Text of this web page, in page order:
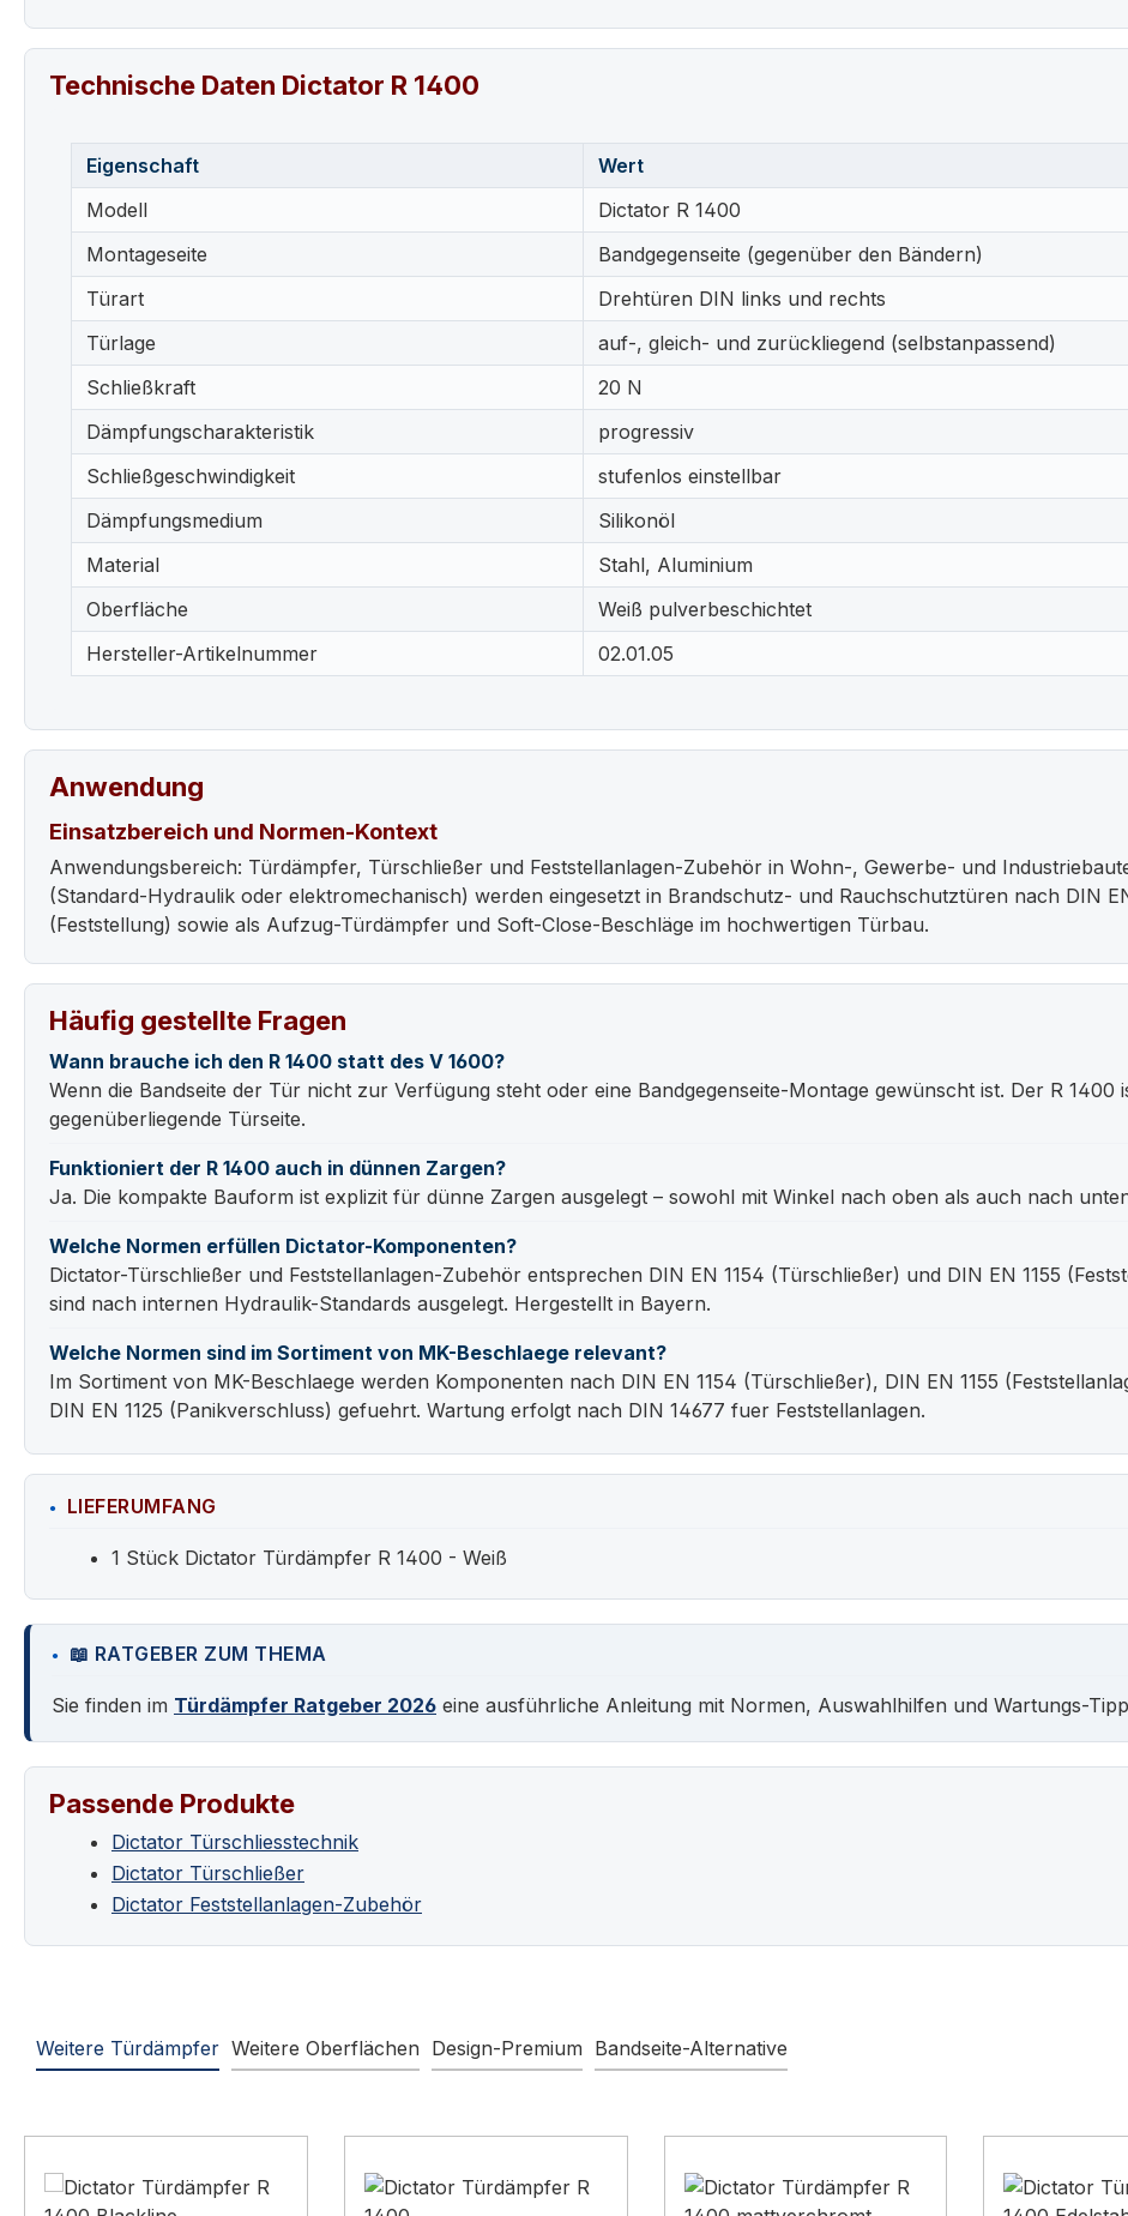
Technische Daten Dictator R 1400
Eigenschaft
Wert
Modell
Dictator R 1400
Montageseite
Bandgegenseite (gegenüber den Bändern)
Türart
Drehtüren DIN links und rechts
Türlage
auf-, gleich- und zurückliegend (selbstanpassend)
Schließkraft
20 N
Dämpfungscharakteristik
progressiv
Schließgeschwindigkeit
stufenlos einstellbar
Dämpfungsmedium
Silikonöl
Material
Stahl, Aluminium
Oberfläche
Weiß pulverbeschichtet
Hersteller-Artikelnummer
02.01.05
Anwendung
Einsatzbereich und Normen-Kontext
Anwendungsbereich: Türdämpfer, Türschließer und Feststellanlagen-Zubehör in Wohn-, Gewerbe- und
(Standard-Hydraulik oder elektromechanisch) werden eingesetzt in Brandschutz- und Rauchschutztüren nach DIN
(Feststellung) sowie als Aufzug-Türdämpfer und Soft-Close-Beschläge im hochwertigen Türbau.
Häufig gestellte Fragen
Wann brauche ich den R 1400 statt des V 1600?
Wenn die Bandseite der Tür nicht zur Verfügung steht oder eine Bandgegenseite-Montage gewünscht ist. Der R 1400
gegenüberliegende Türseite.
Funktioniert der R 1400 auch in dünnen Zargen?
Ja. Die kompakte Bauform ist explizit für dünne Zargen ausgelegt – sowohl mit Winkel nach oben als auch nach
Welche Normen erfüllen Dictator-Komponenten?
Dictator-Türschließer und Feststellanlagen-Zubehör entsprechen DIN EN 1154 (Türschließer) und DIN EN 1155
sind nach internen Hydraulik-Standards ausgelegt. Hergestellt in Bayern.
Welche Normen sind im Sortiment von MK-Beschlaege relevant?
Im Sortiment von MK-Beschlaege werden Komponenten nach DIN EN 1154 (Türschließer), DIN EN 1155
DIN EN 1125 (Panikverschluss) gefuehrt. Wartung erfolgt nach DIN 14677 fuer Feststellanlagen.
LIEFERUMFANG
1 Stück Dictator Türdämpfer R 1400 - Weiß
📖 RATGEBER ZUM THEMA
Sie finden im Türdämpfer Ratgeber 2026 eine ausführliche Anleitung mit Normen, Auswahlhilfen und Wartungs-
Passende Produkte
Dictator Türschliesstechnik
Dictator Türschließer
Dictator Feststellanlagen-Zubehör
Weitere Türdämpfer Weitere Oberflächen Design-Premium Bandseite-Alternative